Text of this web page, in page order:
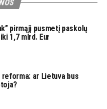
pirmąjį pusmetį paskolų
1,7 mlrd. Eur
ar Lietuva bus